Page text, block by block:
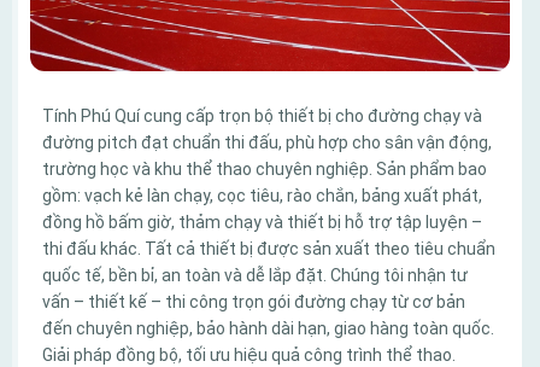
Tính Phú Quí cung cấp trọn bộ thiết bị cho đường chạy và
đường pitch đạt chuẩn thi đấu, phù hợp cho sân vận động,
trường học và khu thể thao chuyên nghiệp. Sản phẩm bao
gồm: vạch kẻ làn chạy, cọc tiêu, rào chắn, bảng xuất phát,
đồng hồ bấm giờ, thảm chạy và thiết bị hỗ trợ tập luyện –
thi đấu khác. Tất cả thiết bị được sản xuất theo tiêu chuẩn
quốc tế, bền bỉ, an toàn và dễ lắp đặt. Chúng tôi nhận tư
vấn – thiết kế – thi công trọn gói đường chạy từ cơ bản
đến chuyên nghiệp, bảo hành dài hạn, giao hàng toàn quốc.
Giải pháp đồng bộ, tối ưu hiệu quả công trình thể thao.